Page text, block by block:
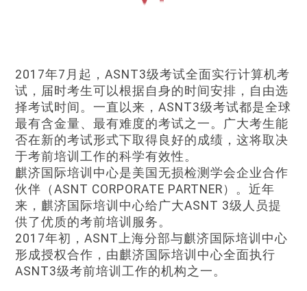
2017年7月起，ASNT3级考试全面实行计算机考
试，届时考生可以根据自身的时间安排，自由选
择考试时间。一直以来，ASNT3级考试都是全球
最有含金量、最有难度的考试之一。广大考生能
否在新的考试形式下取得良好的成绩，这将取决
于考前培训工作的科学有效性。
麒济国际培训中心是美国无损检测学会企业合作
伙伴（ASNT CORPORATE PARTNER）。近年
来，麒济国际培训中心给广大ASNT 3级人员提
供了优质的考前培训服务。
2017年初，ASNT上海分部与麒济国际培训中心
形成授权合作，由麒济国际培训中心全面执行
ASNT3级考前培训工作的机构之一。